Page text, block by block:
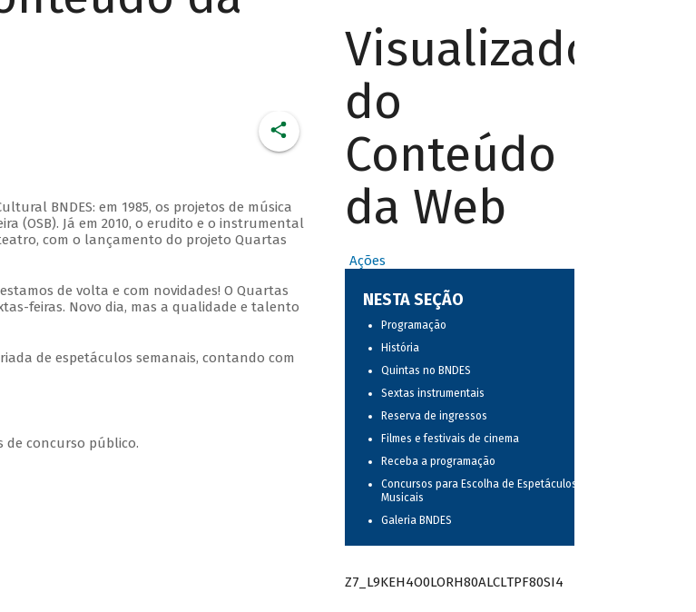
BNDES: em 1985, os projetos de música
(OSB). Já em 2010, o erudito e o instrumental
com o lançamento do projeto Quartas
de volta e com novidades! O Quartas
feiras. Novo dia, mas a qualidade e talento
de espetáculos semanais, contando com
de concurso público.
Visualizador
do
Conteúdo
da Web
Ações
NESTA SEÇÃO
Programação
História
Quintas no BNDES
Sextas instrumentais
Reserva de ingressos
Filmes e festivais de cinema
Receba a programação
Concursos para Escolha de Espetáculos
Musicais
Galeria BNDES
Z7_L9KEH4O0LORH80ALCLTPF80SI4